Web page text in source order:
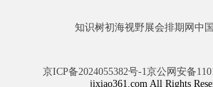
知识树初海视野展会排期网 中
京ICP备2024055382号-1京公网安备
jixiao361.com All Rights